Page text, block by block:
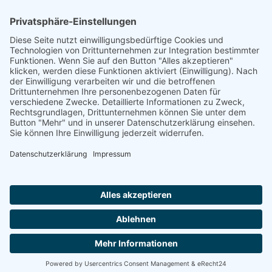
Nexon, Internierungslager
Footer
Cookie-Einstellungen Datenschutz